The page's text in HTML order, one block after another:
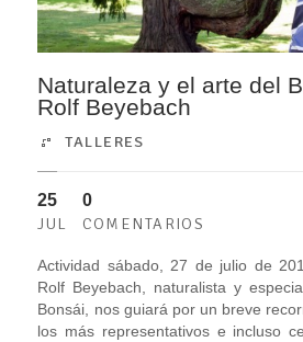
Naturaleza y el arte del
Rolf Beyebach
TALLERES
25
JUL
0
COMENTARIOS
Actividad sábado, 27 de julio de
Rolf Beyebach, naturalista y
Bonsái, nos guiará por un breve
los más representativos e incluso